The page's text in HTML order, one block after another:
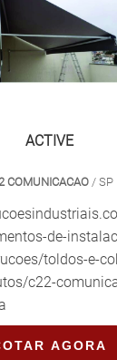
a
para os
tecnologia, a
ACTIVE
COMUNICACAO/ SP
de-
toldos-e-
c22-
AGORA